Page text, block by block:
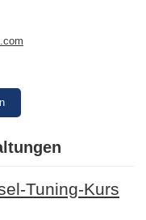
Tuning-Kurs